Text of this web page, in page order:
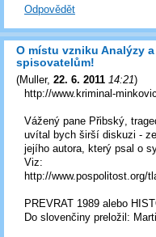
Odpovědět
O místu vzniku Analýzy
spisovatelům!
(Muller, 22. 6. 2011 14:21)
http://www.kriminal-
Vážený pane Přibský,
uvítal bych širší diskuzi -
jejího autora, který psal o
Viz:
http://www.pospolitost.org/
PREVRAT 1989 alebo
Do slovenčiny preložil: